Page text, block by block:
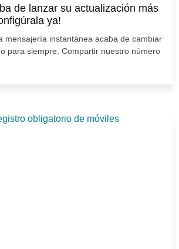
de lanzar su actualización más
ya!
mensajería instantánea acaba de cambiar
para siempre. Compartir nuestro número